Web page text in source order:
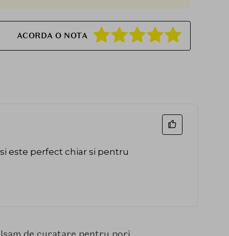
ACORDA O NOTA
este perfect chiar si pentru